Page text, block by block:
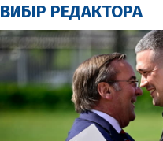
ВИБІР РЕДАКТОРА